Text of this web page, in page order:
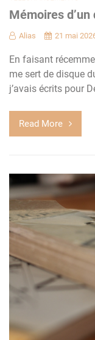
Mémoires
Alias 21 mai
En faisant
me sert de disque
j’avais écrits pour
Read More